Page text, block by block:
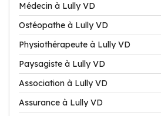
Médecin à Lully VD
Ostéopathe à Lully VD
Physiothérapeute à Lully VD
Paysagiste à Lully VD
Association à Lully VD
Assurance à Lully VD